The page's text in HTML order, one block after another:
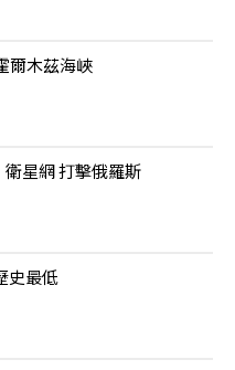
爾木茲海峽
星網 打擊俄羅斯
史最低